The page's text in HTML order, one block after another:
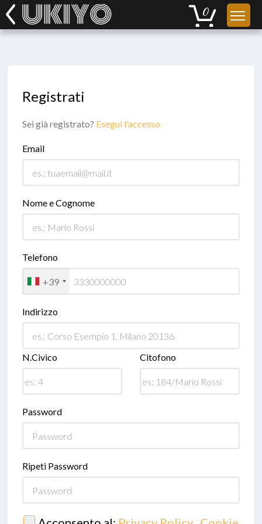
Registrati
Sei già registrato? Esegui l'accesso
Email
Nome e Cognome
Telefono
+39
Indirizzo
N.Civico Citofono
Password
Ripeti Password